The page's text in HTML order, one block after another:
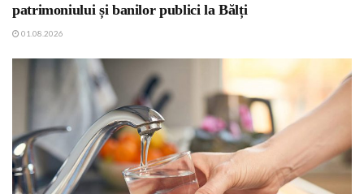
patrimoniului și banilor publici la Bălți
01.08.2026